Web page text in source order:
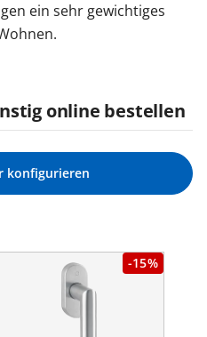
ein sehr gewichtiges
online bestellen
konfigurieren
-15%